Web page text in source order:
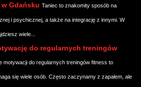
Gdańsku Taniec to znakomity sposób na
i psychicznej, a także na integrację z innymi. W
wiele...
do regularnych treningów
motywacji do regularnych treningów fitness to
się wiele osób. Często zaczynamy z zapałem, ale